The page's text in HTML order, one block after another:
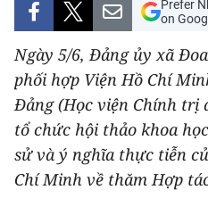
XÃ HỘI
PHÁP LUẬT
DU LỊCH
THẾ GIỚI
Prefer
on
Ngày 5/6, Đảng ủy xã
phối hợp Viện Hồ Chí
Đảng (Học viện Chính trị
tổ chức hội thảo khoa
sử và ý nghĩa thực tiễn
Chí Minh về thăm Hợp